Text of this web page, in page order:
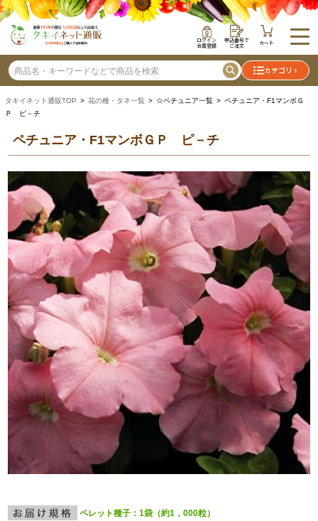
ログイン
会員登録
申込番号で
ご注文 カート
カテゴリ
タキイネット通販TOP > 花の種・タネ一覧 > ☆ペチュニア一覧 > ペチュニア・F1マンボＧ
Ｐ ピ－チ
ペチュニア・F1マンボＧＰ ピ－チ
ペレット種子：1袋（約1，000粒）